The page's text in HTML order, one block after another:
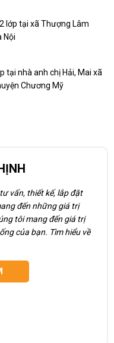
lớp tại xã Thượng Lâm
Nội
tại nhà anh chị Hải, Mai xã
Chương Mỹ
vấn, thiết kế, lắp đặt
đến những giá trị
tôi mang đến giá trị
của bạn. Tìm hiểu về